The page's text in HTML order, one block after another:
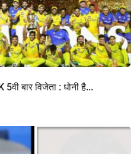
बार विजेता : धोनी है...